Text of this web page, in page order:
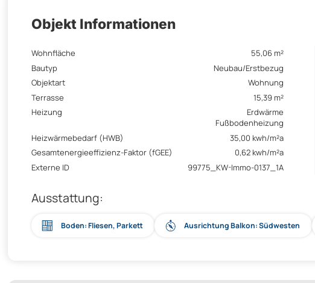
Objekt Informationen
Wohnfläche 55,06 m²
Bautyp
Neubau/Erstbezug
Objektart
Wohnung
Terrasse
15,39 m²
Heizung
Erdwärme
Fußbodenheizung
Heizwärmebedarf (HWB) 35,00 kwh/m²a
Gesamtenergieeffizienz-Faktor (fGEE)
0,62 kwh/m²a
Externe ID
99775_KW-Immo-0137_1A
Ausstattung:
Boden: Fliesen, Parkett Ausrichtung Balkon: Südwesten